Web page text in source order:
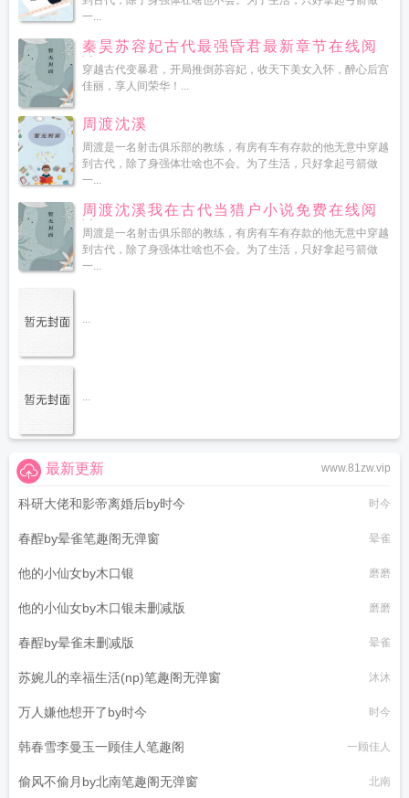
一...
秦昊苏容妃古代最强昏君最新章节在线阅
读
穿越古代变暴君，开局推倒苏容妃，收天下美女入怀，醉心后宫
佳丽，享人间荣华！...
周渡沈溪
周渡是一名射击俱乐部的教练，有房有车有存款的他无意中穿越
到古代，除了身强体壮啥也不会。为了生活，只好拿起弓箭做
一...
周渡沈溪我在古代当猎户小说免费在线阅
读
周渡是一名射击俱乐部的教练，有房有车有存款的他无意中穿越
到古代，除了身强体壮啥也不会。为了生活，只好拿起弓箭做
一...
...
...
www.81zw.vip
最新更新
科研大佬和影帝离婚后by时今 时今
春酲by晕雀笔趣阁无弹窗 晕雀
他的小仙女by木口银 磨磨
他的小仙女by木口银未删减版 磨磨
春酲by晕雀未删减版 晕雀
苏婉儿的幸福生活(np)笔趣阁无弹窗 沐沐
万人嫌他想开了by时今 时今
韩春雪李曼玉一顾佳人笔趣阁 一顾佳人
偷风不偷月by北南笔趣阁无弹窗 北南